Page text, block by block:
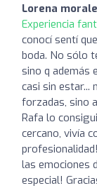
Lorena
Experiencia
conocí sentí
boda. No sólo
sino q además
casi sin estar...
forzadas, sino
Rafa lo
cercano, vivía
las emociones
especial!